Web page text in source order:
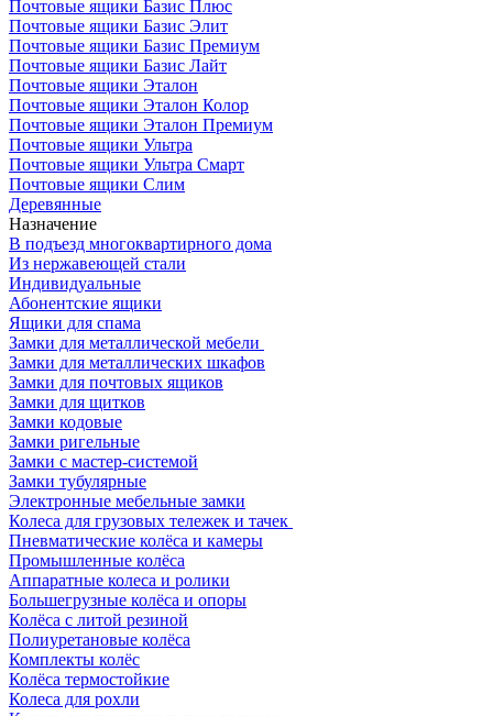
Почтовые ящики Базис Плюс
Почтовые ящики Базис Элит
Почтовые ящики Базис Премиум
Почтовые ящики Базис Лайт
Почтовые ящики Эталон
Почтовые ящики Эталон Колор
Почтовые ящики Эталон Премиум
Почтовые ящики Ультра
Почтовые ящики Ультра Смарт
Почтовые ящики Слим
Деревянные
Назначение
В подъезд многоквартирного дома
Из нержавеющей стали
Индивидуальные
Абонентские ящики
Ящики для спама
Замки для металлической мебели
Замки для металлических шкафов
Замки для почтовых ящиков
Замки для щитков
Замки кодовые
Замки ригельные
Замки с мастер-системой
Замки тубулярные
Электронные мебельные замки
Колеса для грузовых тележек и тачек
Пневматические колёса и камеры
Промышленные колёса
Аппаратные колеса и ролики
Большегрузные колёса и опоры
Колёса с литой резиной
Полиуретановые колёса
Комплекты колёс
Колёса термостойкие
Колеса для рохли